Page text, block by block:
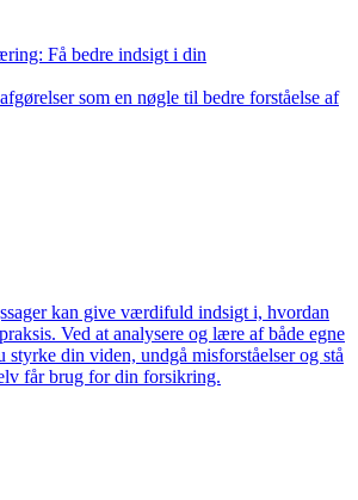
Få bedre indsigt i din
som en nøgle til bedre forståelse af
kan give værdifuld indsigt i, hvordan
Ved at analysere og lære af både egne
styrke din viden, undgå misforståelser og stå
får brug for din forsikring.